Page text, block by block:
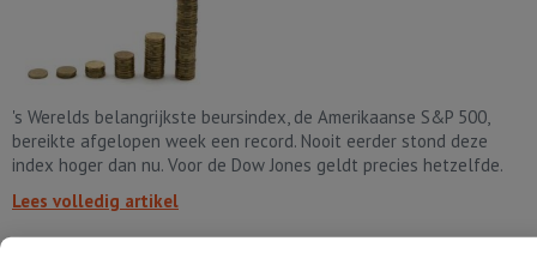
's Werelds belangrijkste beursindex, de Amerikaanse S&P 500,
bereikte afgelopen week een record. Nooit eerder stond deze
index hoger dan nu. Voor de Dow Jones geldt precies hetzelfde.
Lees volledig artikel